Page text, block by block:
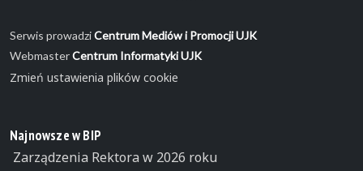
Serwis prowadziCentrum Mediów i Promocji UJK
WebmasterCentrum Informatyki UJK
Zmień ustawienia plików cookie
Najnowsze w BIP
Zarządzenia Rektora w 2026 roku